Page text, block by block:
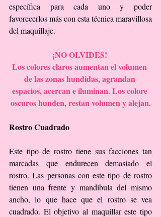
específica para cada uno y poder
favorecerlos más con esta técnica maravillosa
del maquillaje.
¡NO OLVIDES!
Los colores claros aumentan el volumen
de las zonas hundidas, agrandan
espacios, acercan e iluminan. Los colore
oscuros hunden, restan volumen y alejan.
Rostro Cuadrado
Este tipo de rostro tiene sus facciones tan
marcadas que endurecen demasiado el
rostro. Las personas con este tipo de rostro
tienen una frente y mandíbula del mismo
ancho, lo que hace que el rostro se vea
cuadrado. El objetivo al maquillar este tipo